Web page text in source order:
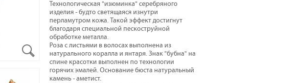
Технологическая "изюминка" серебряного
изделия - будто светящаяся изнутри
перламутром кожа. Такой эффект достигнут
благодаря специальной пескоструйной
обработке металла.
Роза с листьями в волосах выполнена из
натурального коралла и янтаря. Знак "бубна" на
спине красотки выполнен по технологии
горячих эмалей. Основание бюста натуральный
камень - аметист.